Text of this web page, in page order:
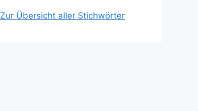
Zur Übersicht aller Stichwörter